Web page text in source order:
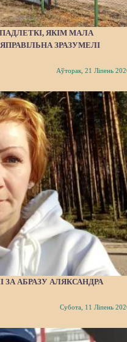
ЯКІМ МАЛА
ЗРАЗУМЕЛІ
Аўторак, 21 Ліпень
АБРАЗУ АЛЯКСАНДРА
Субота, 11 Ліпень